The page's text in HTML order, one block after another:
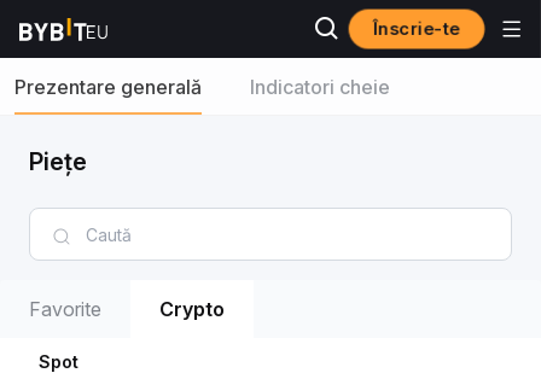
Înscrie-te
Prezentare generală Indicatori cheie
Piețe
Favorite Crypto
Spot